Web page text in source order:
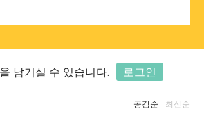
남기실 수 있습니다. 로그인
공감순 최신순